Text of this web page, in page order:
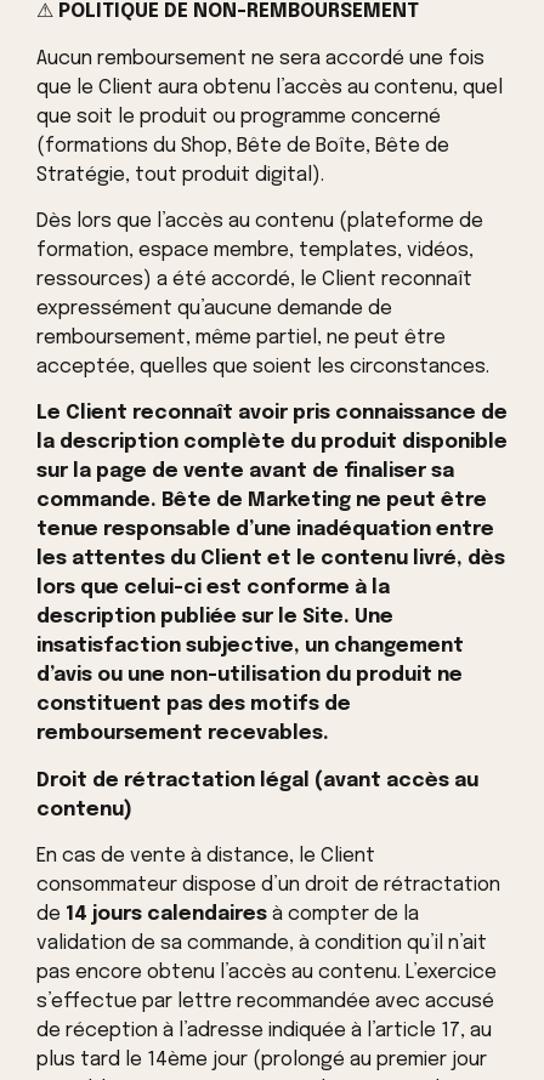
⚠ POLITIQUE DE NON-REMBOURSEMENT
Aucun remboursement ne sera accordé une fois
que le Client aura obtenu l’accès au contenu, quel
que soit le produit ou programme concerné
(formations du Shop, Bête de Boîte, Bête de
Stratégie, tout produit digital).
Dès lors que l’accès au contenu (plateforme de
formation, espace membre, templates, vidéos,
ressources) a été accordé, le Client reconnaît
expressément qu’aucune demande de
remboursement, même partiel, ne peut être
acceptée, quelles que soient les circonstances.
Le Client reconnaît avoir pris connaissance de
la description complète du produit disponible
sur la page de vente avant de finaliser sa
commande. Bête de Marketing ne peut être
tenue responsable d’une inadéquation entre
les attentes du Client et le contenu livré, dès
lors que celui-ci est conforme à la
description publiée sur le Site. Une
insatisfaction subjective, un changement
d’avis ou une non-utilisation du produit ne
constituent pas des motifs de
remboursement recevables.
Droit de rétractation légal (avant accès au
contenu)
En cas de vente à distance, le Client
consommateur dispose d’un droit de rétractation
de 14 jours calendaires à compter de la
validation de sa commande, à condition qu’il n’ait
pas encore obtenu l’accès au contenu. L’exercice
s’effectue par lettre recommandée avec accusé
de réception à l’adresse indiquée à l’article 17, au
plus tard le 14ème jour (prolongé au premier jour